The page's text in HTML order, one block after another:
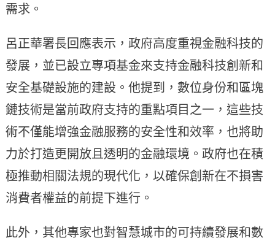
需求。
呂正華署長回應表示，政府高度重視金融科技的
發展，並已設立專項基金來支持金融科技創新和
安全基礎設施的建設。他提到，數位身份和區塊
鏈技術是當前政府支持的重點項目之一，這些技
術不僅能增強金融服務的安全性和效率，也將助
力於打造更開放且透明的金融環境。政府也在積
極推動相關法規的現代化，以確保創新在不損害
消費者權益的前提下進行。
此外，其他專家也對智慧城市的可持續發展和數